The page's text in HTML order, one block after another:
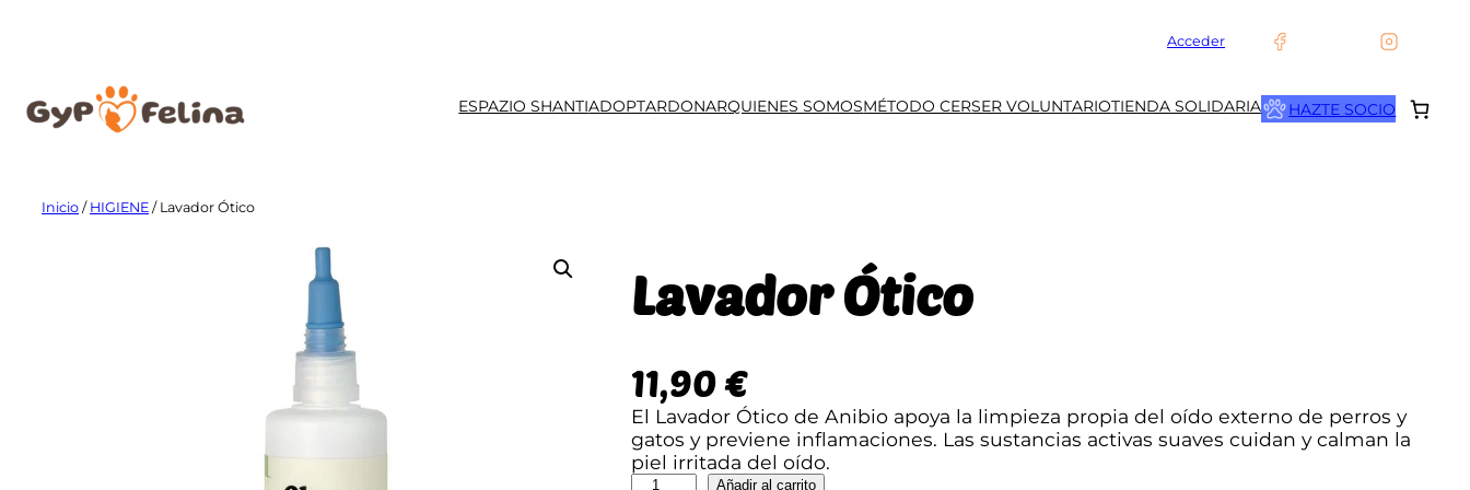
Acceder
ESPAZIO SHANTIADOPTARDONARQUIENES SOMOSMÉTODO CERSER VOLUNTARIOTIENDA SOLIDARIA HAZTE SOCIO
Inicio / HIGIENE / Lavador Ótico
Lavador Ótico
11,90€
El Lavador Ótico de Anibio apoya la limpieza propia del oído externo de perros y
gatos y previene inflamaciones. Las sustancias activas suaves cuidan y calman la
piel irritada del oído.
Añadir al carrito